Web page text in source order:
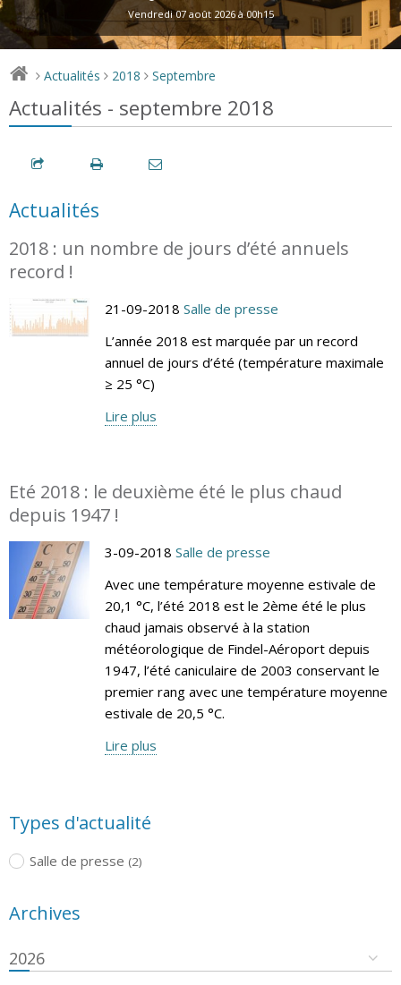
Vendredi 07 août 2026 à 00h15
> Actualités > 2018 > Septembre
Actualités - septembre 2018
Actualités
2018 : un nombre de jours d’été annuels
record !
21-09-2018 Salle de presse
L’année 2018 est marquée par un record
annuel de jours d’été (température maximale
≥ 25 °C)
Lire plus
Eté 2018 : le deuxième été le plus chaud
depuis 1947 !
3-09-2018 Salle de presse
Avec une température moyenne estivale de
20,1 °C, l’été 2018 est le 2ème été le plus
chaud jamais observé à la station
météorologique de Findel-Aéroport depuis
1947, l’été caniculaire de 2003 conservant le
premier rang avec une température moyenne
estivale de 20,5 °C.
Lire plus
Types d'actualité
Salle de presse (2)
Archives
2026